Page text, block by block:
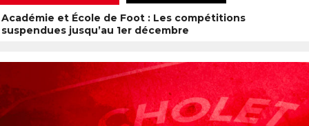
Académie et École de Foot : Les compétitions
suspendues jusqu’au 1er décembre